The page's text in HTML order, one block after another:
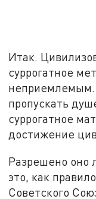
Итак.
суррогатное
пропускать
суррогатное
достижение
Разрешено оно
это, как
Советского